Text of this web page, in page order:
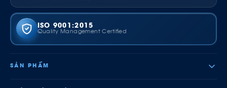
ISO 9001:2015
Quality Management Certified
SẢN PHẨM